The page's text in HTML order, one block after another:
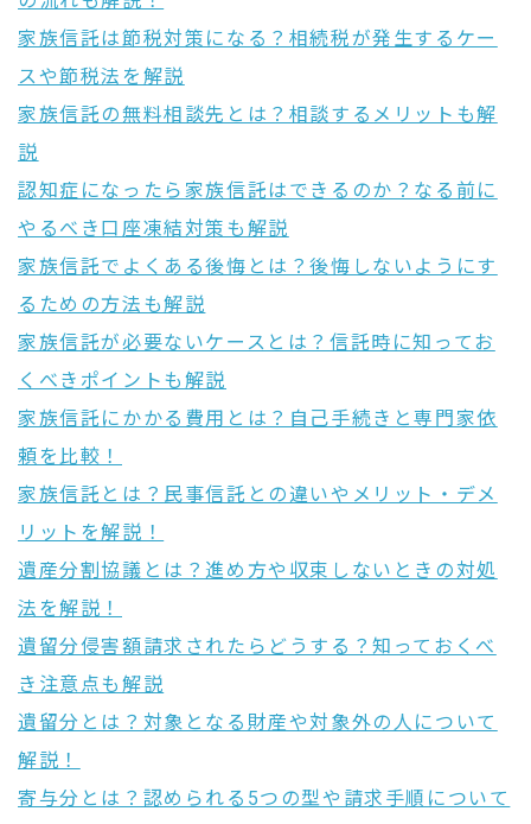
家族信託は節税対策になる？相続税が発生するケー
スや節税法を解説
家族信託の無料相談先とは？相談するメリットも解
説
認知症になったら家族信託はできるのか？なる前に
やるべき口座凍結対策も解説
家族信託でよくある後悔とは？後悔しないようにす
るための方法も解説
家族信託が必要ないケースとは？信託時に知ってお
くべきポイントも解説
家族信託にかかる費用とは？自己手続きと専門家依
頼を比較！
家族信託とは？民事信託との違いやメリット・デメ
リットを解説！
遺産分割協議とは？進め方や収束しないときの対処
法を解説！
遺留分侵害額請求されたらどうする？知っておくべ
き注意点も解説
遺留分とは？対象となる財産や対象外の人について
解説！
寄与分とは？認められる5つの型や請求手順について